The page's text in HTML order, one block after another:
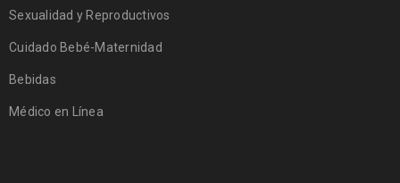
Sexualidad y Reproductivos
Cuidado Bebé-Maternidad
Bebidas
Médico en Línea